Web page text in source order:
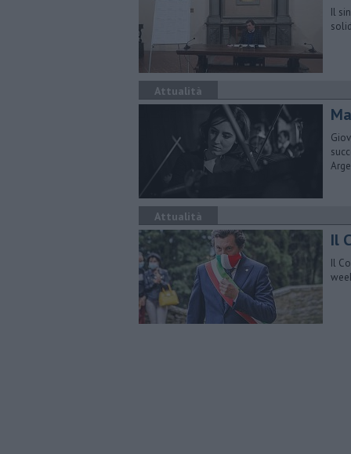
Il
Attualità
Attualità
​Il
Il